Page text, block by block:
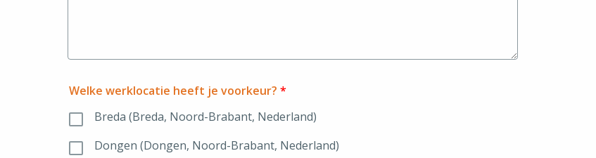
Welke werklocatie heeft je voorkeur? *
Breda (Breda, Noord-Brabant, Nederland)
Dongen (Dongen, Noord-Brabant, Nederland)